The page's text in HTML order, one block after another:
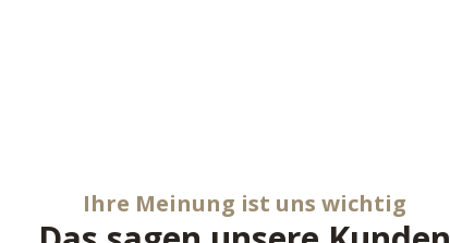
Ihre Meinung ist uns wichtig